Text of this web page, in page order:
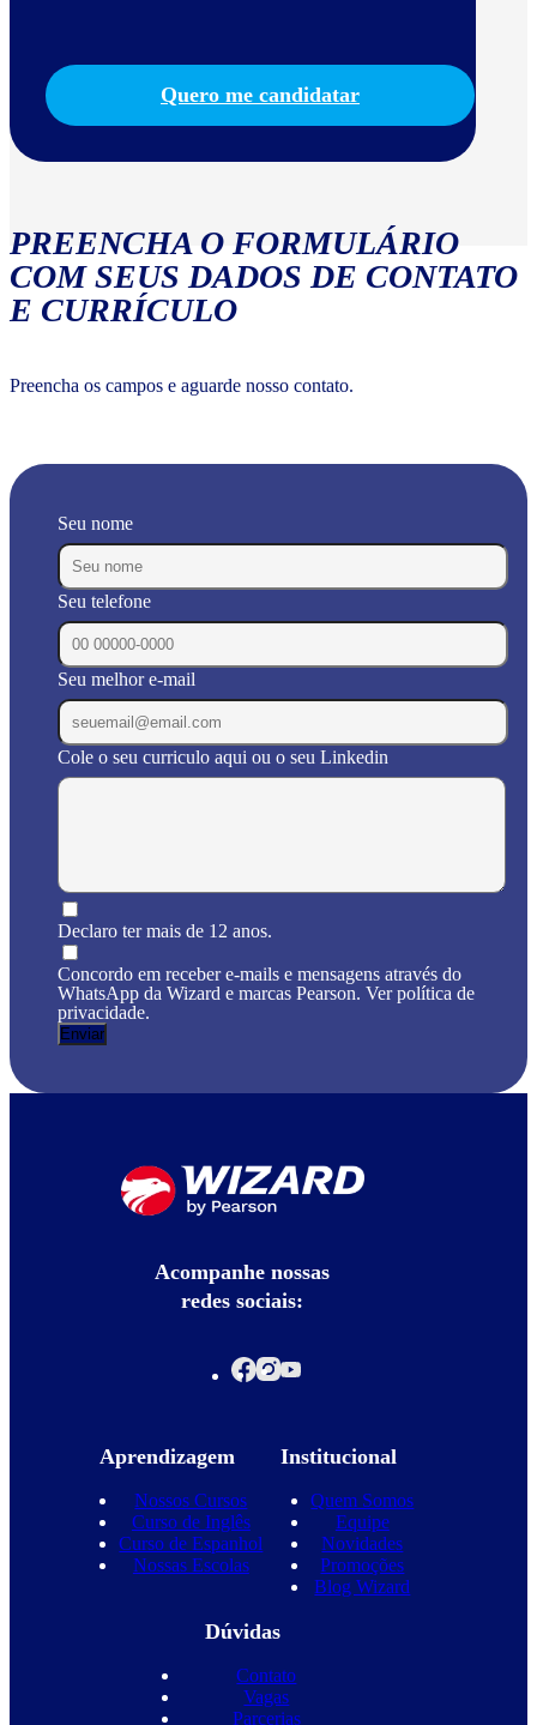
Quero me candidatar
PREENCHA O FORMULÁRIO
COM SEUS DADOS DE CONTATO
E CURRÍCULO
Preencha os campos e aguarde nosso contato.
Seu nome
Seu telefone
Seu melhor e-mail
Cole o seu curriculo aqui ou o seu Linkedin
Declaro ter mais de 12 anos.
Concordo em receber e-mails e mensagens através do
WhatsApp da Wizard e marcas Pearson. Ver política de
privacidade.
Acompanhe nossas
redes sociais:
Aprendizagem
Nossos Cursos
Curso de Inglês
Curso de Espanhol
Nossas Escolas
Institucional
Quem Somos
Equipe
Novidades
Promoções
Blog Wizard
Dúvidas
Contato
Vagas
Parcerias